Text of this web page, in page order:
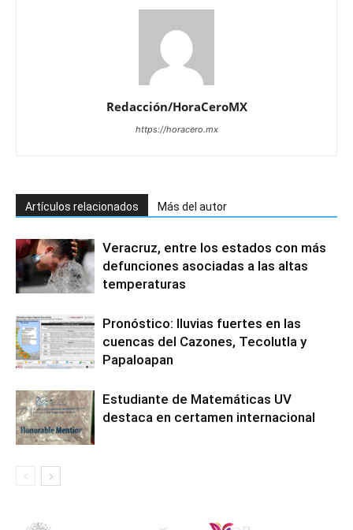
Redacción/HoraCeroMX
https://horacero.mx
Artículos relacionados Más del autor
Veracruz, entre los estados con más
defunciones asociadas a las altas
temperaturas
Pronóstico: lluvias fuertes en las
cuencas del Cazones, Tecolutla y
Papaloapan
Estudiante de Matemáticas UV
destaca en certamen internacional